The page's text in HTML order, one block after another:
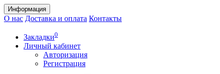
Информация
О нас Доставка и оплата Контакты
Закладки0
Личный кабинет
Авторизация
Регистрация